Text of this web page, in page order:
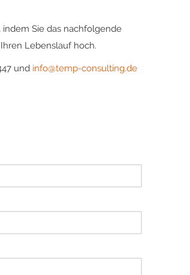
Sie das nachfolgende
Lebenslauf hoch.
und info@temp-consulting.de